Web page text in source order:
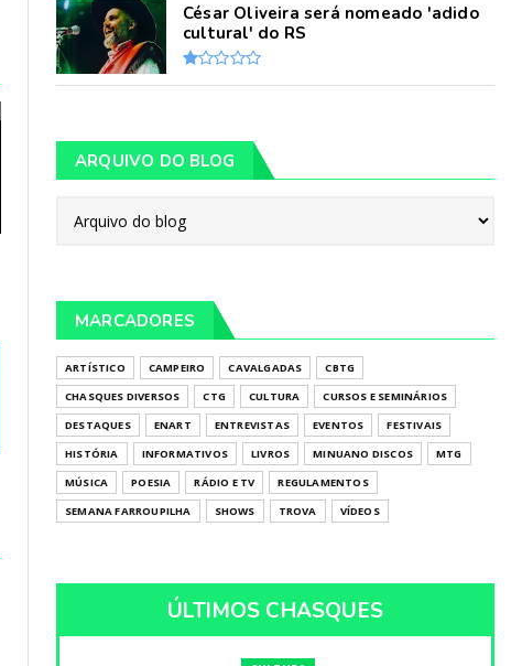
César Oliveira será nomeado 'adido
cultural' do RS
ARQUIVO DO BLOG
MARCADORES
ARTÍSTICO CAMPEIRO CAVALGADAS
CBTG
CHASQUES DIVERSOS
CTG CULTURA
CURSOS E SEMINÁRIOS
DESTAQUES
ENART ENTREVISTAS EVENTOS
FESTIVAIS
HISTÓRIA
INFORMATIVOS LIVROS MINUANO DISCOS
MTG
MÚSICA
POESIA RÁDIO E TV
REGULAMENTOS
SEMANA FARROUPILHA
SHOWS TROVA VÍDEOS
ÚLTIMOS CHASQUES